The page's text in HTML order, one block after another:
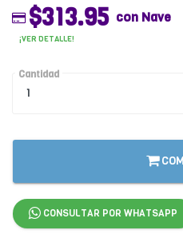
$313.95 con Nave
¡VER DETALLE!
Cantidad
CONSULTAR POR WHATSAPP